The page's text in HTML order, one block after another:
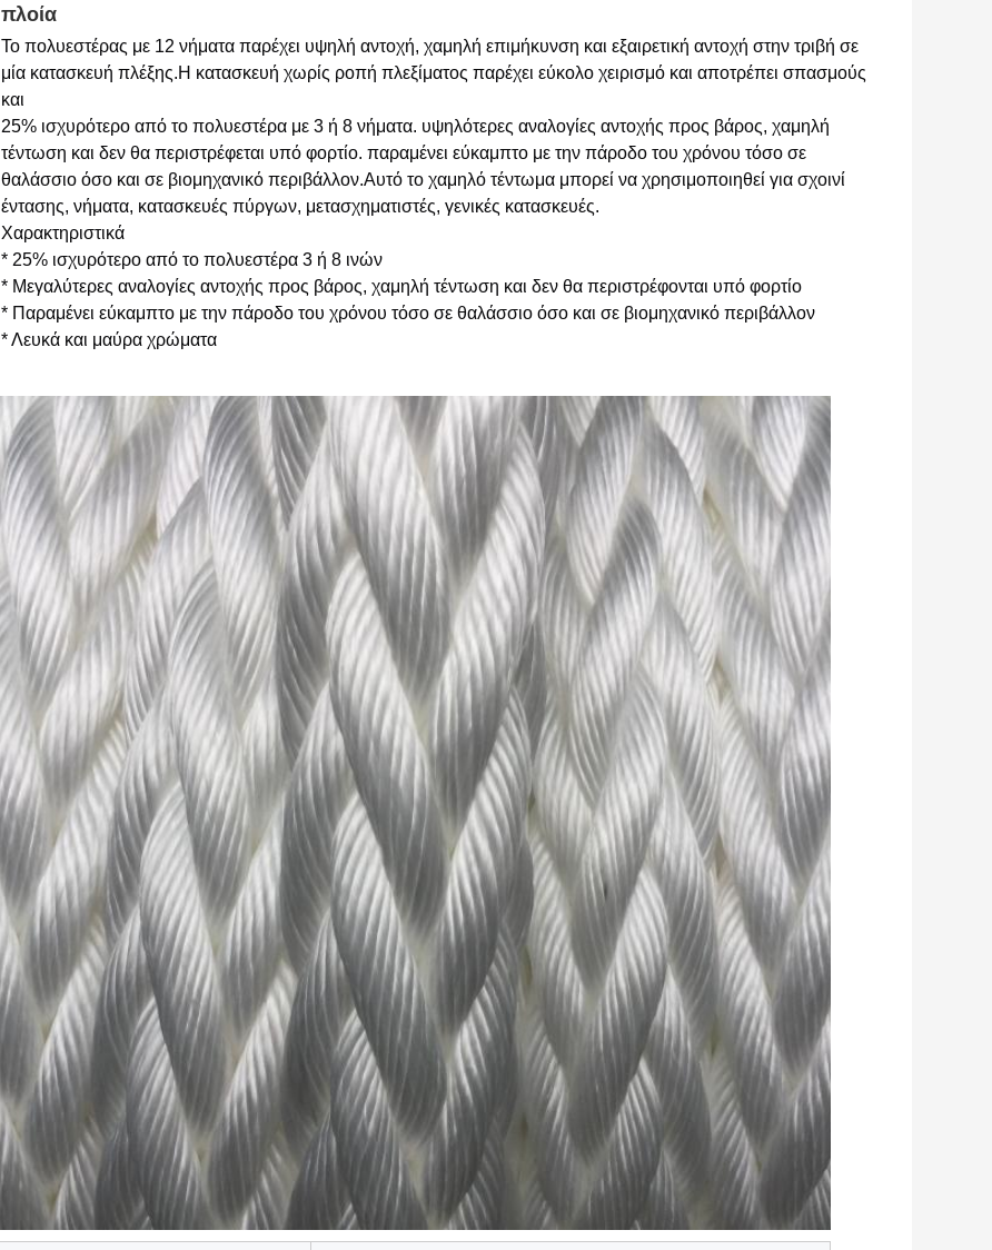
πλοία
Το πολυεστέρας με 12 νήματα παρέχει υψηλή αντοχή, χαμηλή επιμήκυνση και εξαιρετική αντοχή στην τριβή σε
μία κατασκευή πλέξης.Η κατασκευή χωρίς ροπή πλεξίματος παρέχει εύκολο χειρισμό και αποτρέπει σπασμούς
και
25% ισχυρότερο από το πολυεστέρα με 3 ή 8 νήματα. υψηλότερες αναλογίες αντοχής προς βάρος, χαμηλή
τέντωση και δεν θα περιστρέφεται υπό φορτίο. παραμένει εύκαμπτο με την πάροδο του χρόνου τόσο σε
θαλάσσιο όσο και σε βιομηχανικό περιβάλλον.Αυτό το χαμηλό τέντωμα μπορεί να χρησιμοποιηθεί για σχοινί
έντασης, νήματα, κατασκευές πύργων, μετασχηματιστές, γενικές κατασκευές.
Χαρακτηριστικά
* 25% ισχυρότερο από το πολυεστέρα 3 ή 8 ινών
* Μεγαλύτερες αναλογίες αντοχής προς βάρος, χαμηλή τέντωση και δεν θα περιστρέφονται υπό φορτίο
* Παραμένει εύκαμπτο με την πάροδο του χρόνου τόσο σε θαλάσσιο όσο και σε βιομηχανικό περιβάλλον
* Λευκά και μαύρα χρώματα